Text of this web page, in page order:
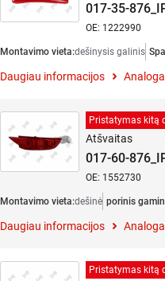
017-35-
OE: 1222990
Montavimo vieta:dešinysis galinis
Daugiau informacijos
Pristatymas kitą
Atšvaitas
017-60-
OE: 1552730
Montavimo vieta:dešinė porinis
Daugiau informacijos
Pristatymas kitą